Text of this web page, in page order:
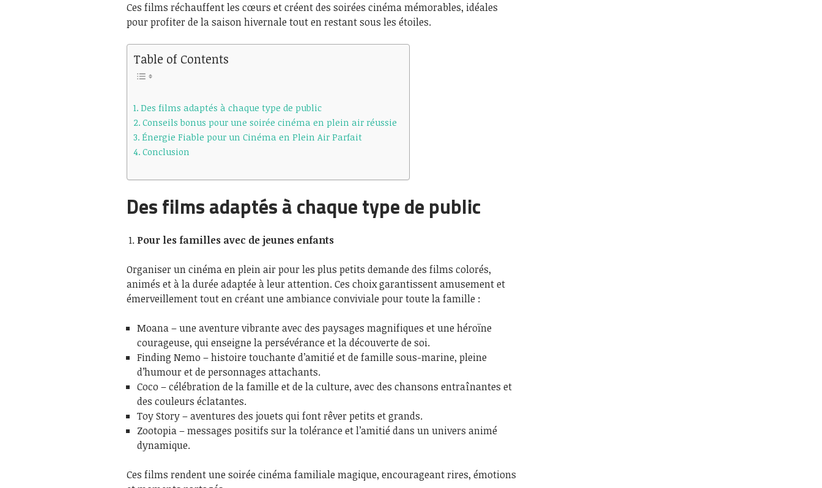
Ces films réchauffent les cœurs et créent des soirées cinéma mémorables, idéales
pour profiter de la saison hivernale tout en restant sous les étoiles.
Table of Contents
Des films adaptés à chaque type de public
Conseils bonus pour une soirée cinéma en plein air réussie
Énergie Fiable pour un Cinéma en Plein Air Parfait
Conclusion
Des films adaptés à chaque type de public
Pour les familles avec de jeunes enfants
Organiser un cinéma en plein air pour les plus petits demande des films colorés,
animés et à la durée adaptée à leur attention. Ces choix garantissent amusement et
émerveillement tout en créant une ambiance conviviale pour toute la famille :
Moana – une aventure vibrante avec des paysages magnifiques et une héroïne
courageuse, qui enseigne la persévérance et la découverte de soi.
Finding Nemo – histoire touchante d’amitié et de famille sous-marine, pleine
d’humour et de personnages attachants.
Coco – célébration de la famille et de la culture, avec des chansons entraînantes et
des couleurs éclatantes.
Toy Story – aventures des jouets qui font rêver petits et grands.
Zootopia – messages positifs sur la tolérance et l’amitié dans un univers animé
dynamique.
Ces films rendent une soirée cinéma familiale magique, encourageant rires, émotions